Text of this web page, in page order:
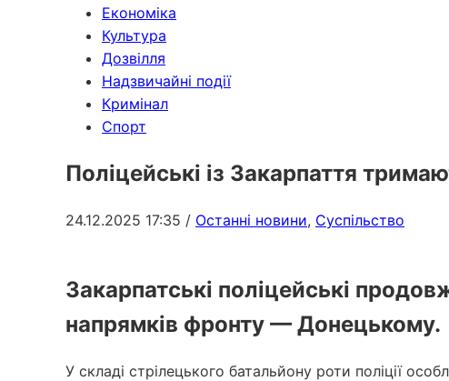
Економіка
Культура
Дозвілля
Надзвичайні події
Кримінал
Спорт
Поліцейські із Закарпаття
24.12.2025 17:35 / Останні новини, Суспільство
Закарпатські поліцейські
напрямків фронту — Донецькому.
У складі стрілецького батальйону роти поліції